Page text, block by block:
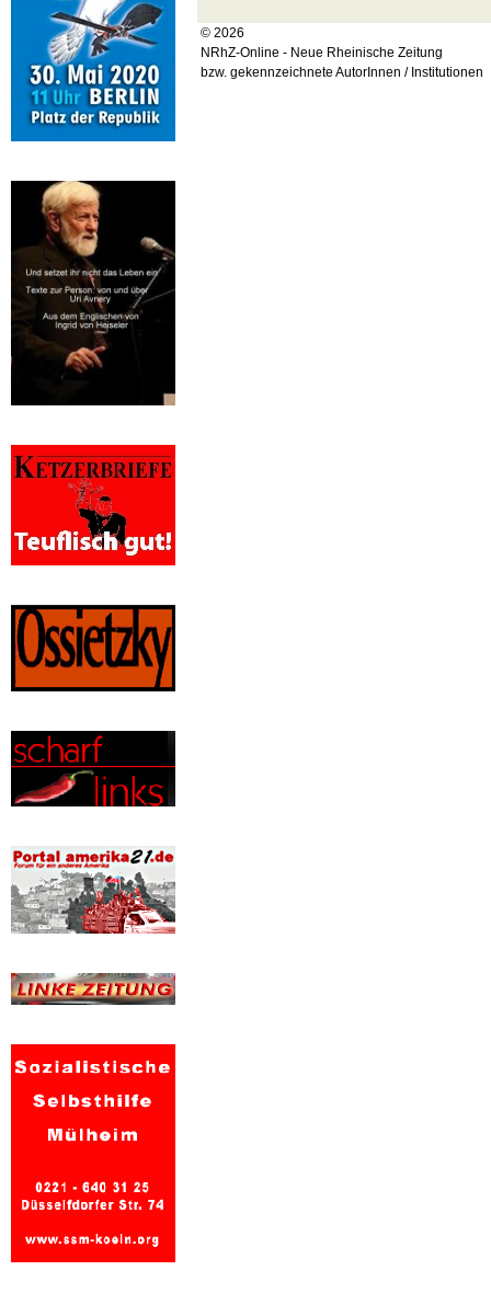
© 2026
NRhZ-Online - Neue Rheinische Zeitung
bzw. gekennzeichnete AutorInnen / Institutionen